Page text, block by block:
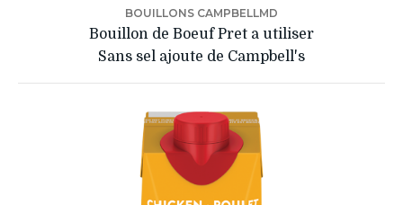
BOUILLONS CAMPBELLMD
Bouillon de Boeuf Pret a utiliser
Sans sel ajoute de Campbell's